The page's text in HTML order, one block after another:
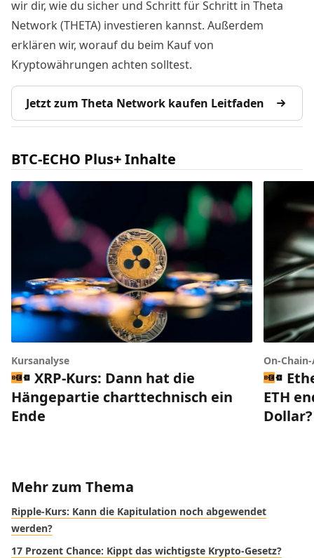
wir dir, wie du sicher und Schritt für Schritt in Theta
Network (THETA) investieren kannst. Außerdem
erklären wir, worauf du beim Kauf von
Kryptowährungen achten solltest.
Jetzt zum Theta Network kaufen Leitfaden
BTC-ECHO Plus+ Inhalte
Kursanalyse
XRP-Kurs: Dann hat die
Hängepartie charttechnisch ein
Ende
On-
ETH
Dollar?
Mehr zum Thema
Ripple-Kurs: Kann die Kapitulation noch abgewendet
werden?
17 Prozent Chance: Kippt das wichtigste Krypto-Gesetz?